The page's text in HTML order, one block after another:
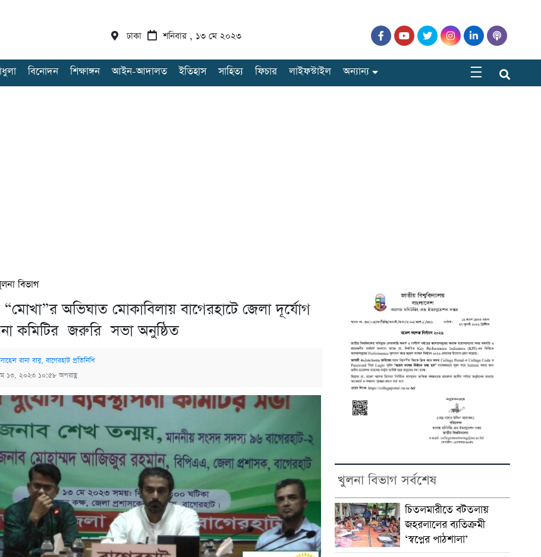
ঢাকা শনিবার , ১৩ মে ২০২৩
বিনোদন শিক্ষাঙ্গন আইন-আদালত ইতিহাস সাহিত্য ফিচার লাইফস্টাইল অন্যান্য
বিভাগ
“মোখা”র অভিঘাত মোকাবিলায় বাগেরহাটে জেলা দূর্যোগ
কমিটির জরুরি সভা অনুষ্ঠিত
রানা বাবু, বাগেরহাট প্রতিনিধি
১৩, ২০২৩ ১০:৫৮ অপরাহ্ণ
খুলনা বিভাগ সর্বশেষ
চিতলমারীতে বটতলায়
জহরলালের ব্যতিক্রমী
‘স্বপ্নের পাঠশালা’